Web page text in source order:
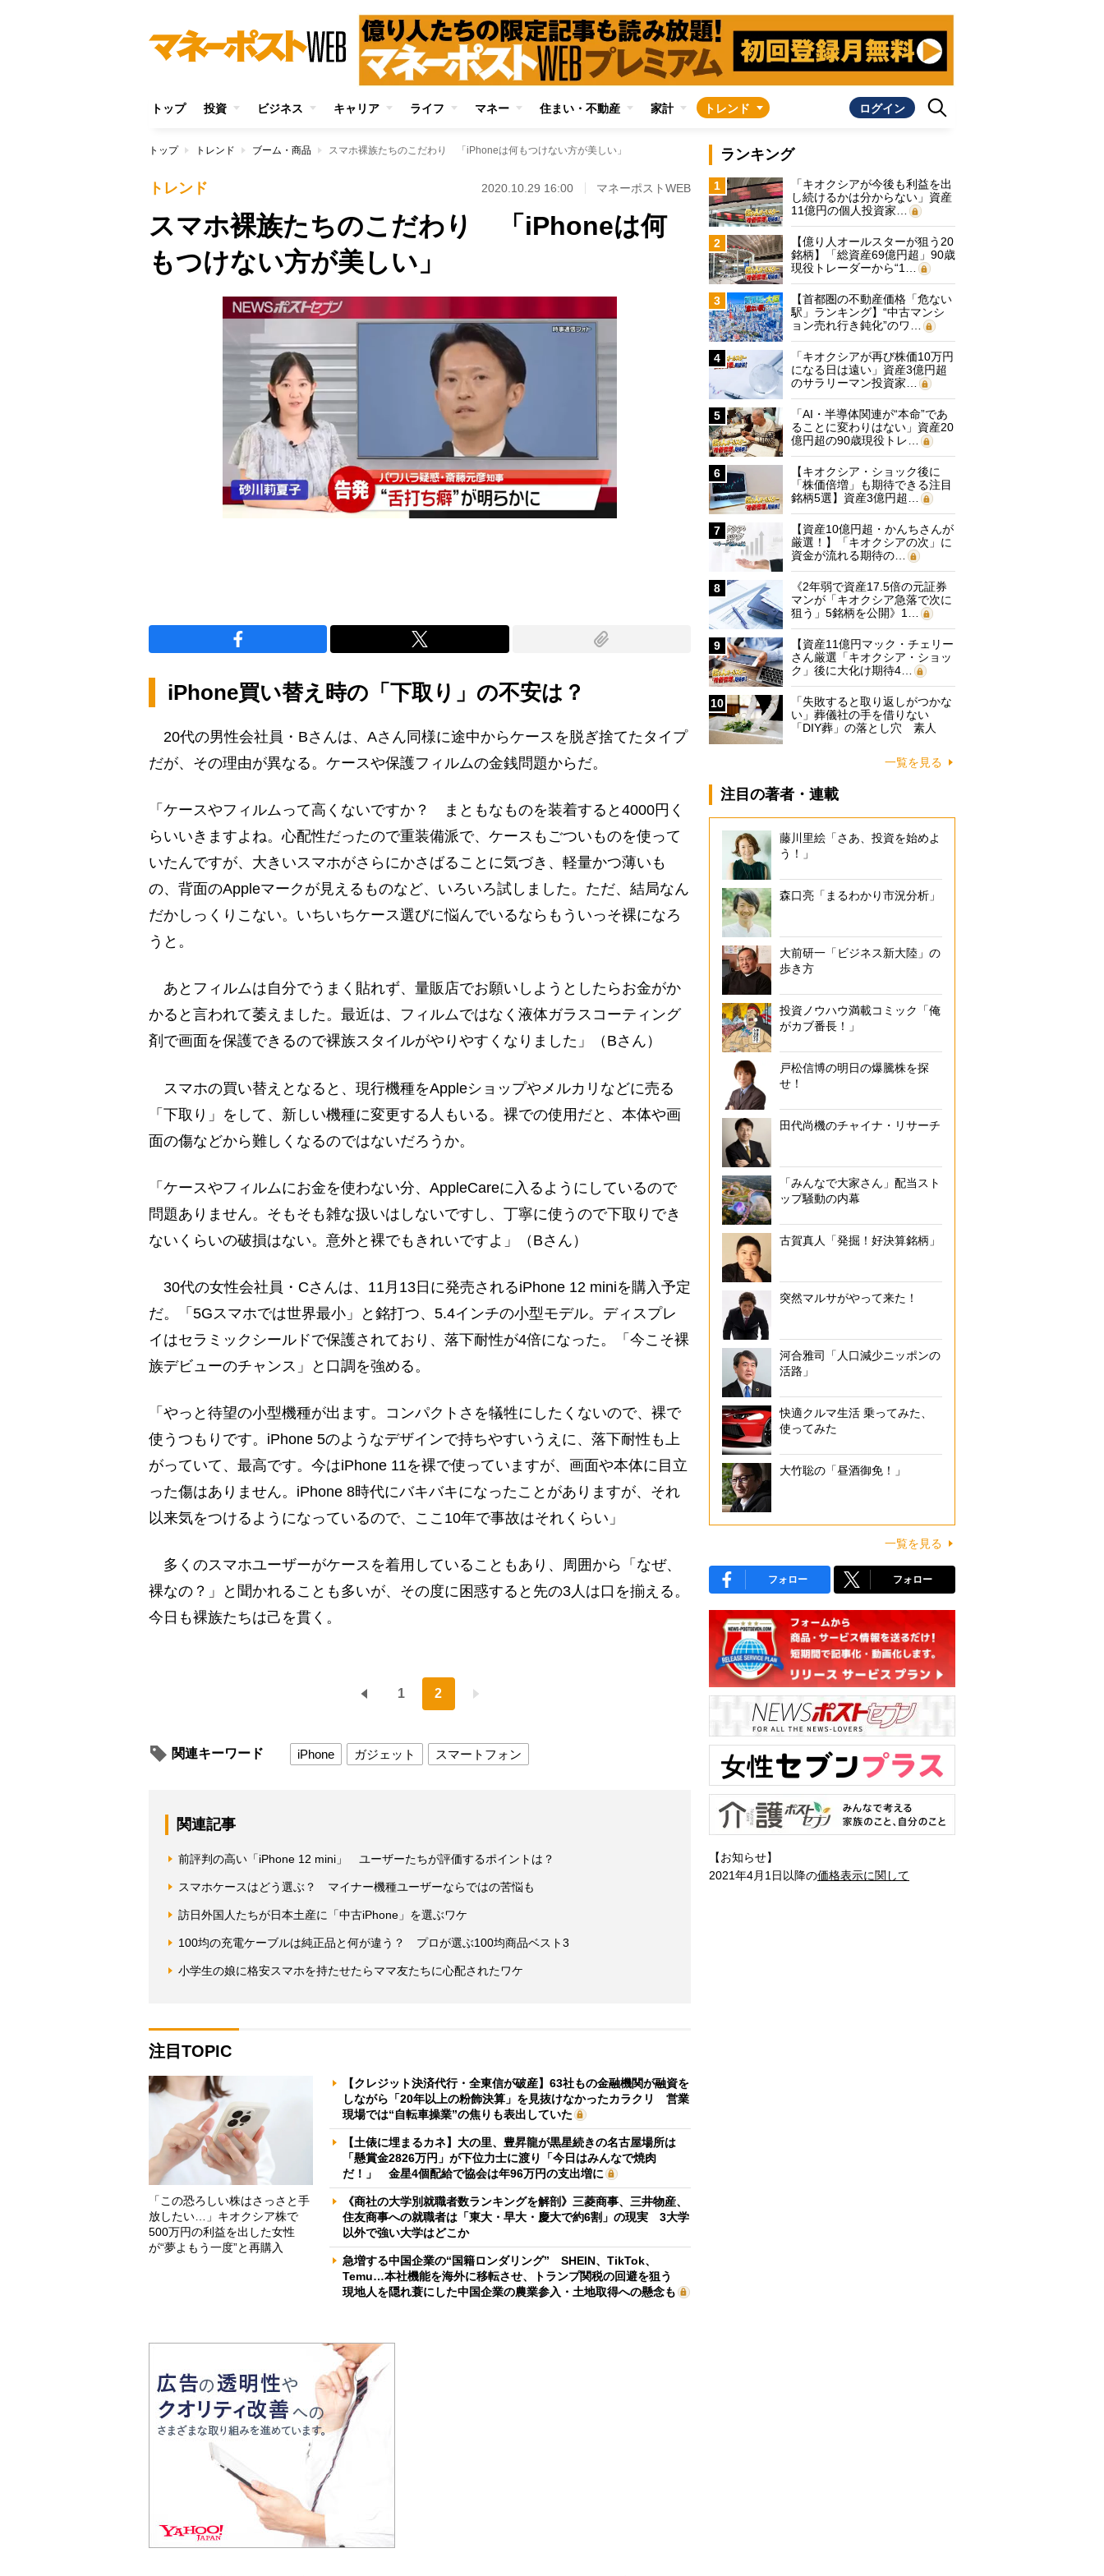
トップ 投資 ビジネス キャリア ライフ マネー 住まい・不動産 家計 トレンド ログイン
トップ トレンド ブーム・商品 スマホ裸族たちのこだわり 「iPhoneは何もつけない方が美しい」
トレンド 2020.10.29 16:00 マネーポストWEB
スマホ裸族たちのこだわり 「iPhoneは何
もつけない方が美しい」
iPhone買い替え時の「下取り」の不安は？
20代の男性会社員・Bさんは、Aさん同様に途中からケースを脱ぎ捨てたタイプ
だが、その理由が異なる。ケースや保護フィルムの金銭問題からだ。
「ケースやフィルムって高くないですか？ まともなものを装着すると4000円く
らいいきますよね。心配性だったので重装備派で、ケースもごついものを使って
いたんですが、大きいスマホがさらにかさばることに気づき、軽量かつ薄いも
の、背面のAppleマークが見えるものなど、いろいろ試しました。ただ、結局なん
だかしっくりこない。いちいちケース選びに悩んでいるならもういっそ裸になろ
うと。
あとフィルムは自分でうまく貼れず、量販店でお願いしようとしたらお金がか
かると言われて萎えました。最近は、フィルムではなく液体ガラスコーティング
剤で画面を保護できるので裸族スタイルがやりやすくなりました」（Bさん）
スマホの買い替えとなると、現行機種をAppleショップやメルカリなどに売る
「下取り」をして、新しい機種に変更する人もいる。裸での使用だと、本体や画
面の傷などから難しくなるのではないだろうか。
「ケースやフィルムにお金を使わない分、AppleCareに入るようにしているので
問題ありません。そもそも雑な扱いはしないですし、丁寧に使うので下取りでき
ないくらいの破損はない。意外と裸でもきれいですよ」（Bさん）
30代の女性会社員・Cさんは、11月13日に発売されるiPhone 12 miniを購入予定
だ。「5Gスマホでは世界最小」と銘打つ、5.4インチの小型モデル。ディスプレ
イはセラミックシールドで保護されており、落下耐性が4倍になった。「今こそ裸
族デビューのチャンス」と口調を強める。
「やっと待望の小型機種が出ます。コンパクトさを犠牲にしたくないので、裸で
使うつもりです。iPhone 5のようなデザインで持ちやすいうえに、落下耐性も上
がっていて、最高です。今はiPhone 11を裸で使っていますが、画面や本体に目立
った傷はありません。iPhone 8時代にバキバキになったことがありますが、それ
以来気をつけるようになっているので、ここ10年で事故はそれくらい」
多くのスマホユーザーがケースを着用していることもあり、周囲から「なぜ、
裸なの？」と聞かれることも多いが、その度に困惑すると先の3人は口を揃える。
今日も裸族たちは己を貫く。
1 2
関連キーワード iPhone ガジェット スマートフォン
関連記事
前評判の高い「iPhone 12 mini」 ユーザーたちが評価するポイントは？
スマホケースはどう選ぶ？ マイナー機種ユーザーならではの苦悩も
訪日外国人たちが日本土産に「中古iPhone」を選ぶワケ
100均の充電ケーブルは純正品と何が違う？ プロが選ぶ100均商品ベスト3
小学生の娘に格安スマホを持たせたらママ友たちに心配されたワケ
注目TOPIC
「この恐ろしい株はさっさと手
放したい…」キオクシア株で
500万円の利益を出した女性
が“夢よもう一度”と再購入
【クレジット決済代行・全東信が破産】63社もの金融機関が融資を
しながら「20年以上の粉飾決算」を見抜けなかったカラクリ 営業
現場では“自転車操業”の焦りも表出していた
【土俵に埋まるカネ】大の里、豊昇龍が黒星続きの名古屋場所は
「懸賞金2826万円」が下位力士に渡り「今日はみんなで焼肉
だ！」 金星4個配給で協会は年96万円の支出増に
《商社の大学別就職者数ランキングを解剖》三菱商事、三井物産、
住友商事への就職者は「東大・早大・慶大で約6割」の現実 3大学
以外で強い大学はどこか
急増する中国企業の“国籍ロンダリング” SHEIN、TikTok、
Temu…本社機能を海外に移転させ、トランプ関税の回避を狙う
現地人を隠れ蓑にした中国企業の農業参入・土地取得への懸念も
ランキング
1
「キオクシアが今後も利益を出
し続けるかは分からない」資産
11億円の個人投資家…
2
【億り人オールスターが狙う20
銘柄】「総資産69億円超」90歳
現役トレーダーから“1…
3
【首都圏の不動産価格「危ない
駅」ランキング】“中古マンシ
ョン売れ行き鈍化”のワ…
4
「キオクシアが再び株価10万円
になる日は遠い」資産3億円超
のサラリーマン投資家…
5
「AI・半導体関連が“本命”であ
ることに変わりはない」資産20
億円超の90歳現役トレ…
6
【キオクシア・ショック後に
「株価倍増」も期待できる注目
銘柄5選】資産3億円超…
7
【資産10億円超・かんちさんが
厳選！】「キオクシアの次」に
資金が流れる期待の…
8
《2年弱で資産17.5倍の元証券
マンが「キオクシア急落で次に
狙う」5銘柄を公開》1…
9
【資産11億円マック・チェリー
さん厳選「キオクシア・ショッ
ク」後に大化け期待4…
10
「失敗すると取り返しがつかな
い」葬儀社の手を借りない
「DIY葬」の落とし穴 素人
一覧を見る
注目の著者・連載
藤川里絵「さあ、投資を始めよ
う！」
森口亮「まるわかり市況分析」
大前研一「ビジネス新大陸」の
歩き方
投資ノウハウ満載コミック「俺
がカブ番長！」
戸松信博の明日の爆騰株を探
せ！
田代尚機のチャイナ・リサーチ
「みんなで大家さん」配当スト
ップ騒動の内幕
古賀真人「発掘！好決算銘柄」
突然マルサがやって来た！
河合雅司「人口減少ニッポンの
活路」
快適クルマ生活 乗ってみた、
使ってみた
大竹聡の「昼酒御免！」
一覧を見る
フォロー フォロー
【お知らせ】
2021年4月1日以降の価格表示に関して